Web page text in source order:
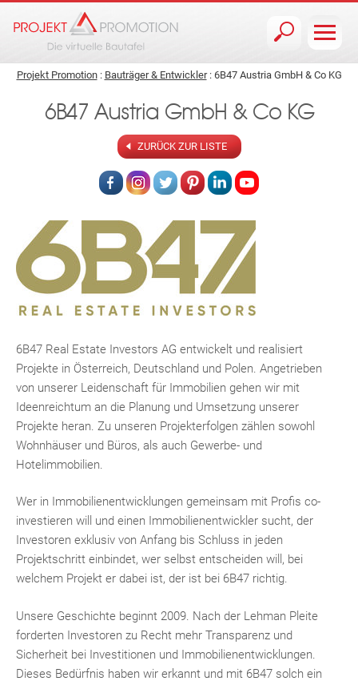
Projekt Promotion: Bauträger & Entwickler: 6B47 Austria GmbH & Co KG
6B47 Austria GmbH & Co KG
ZURÜCK ZUR LISTE
6B47 Real Estate Investors AG entwickelt und realisiert
Projekte in Österreich, Deutschland und Polen. Angetrieben
von unserer Leidenschaft für Immobilien gehen wir mit
Ideenreichtum an die Planung und Umsetzung unserer
Projekte heran. Zu unseren Projekterfolgen zählen sowohl
Wohnhäuser und Büros, als auch Gewerbe- und
Hotelimmobilien.
Wer in Immobilienentwicklungen gemeinsam mit Profis co-
investieren will und einen Immobilienentwickler sucht, der
Investoren exklusiv von Anfang bis Schluss in jeden
Projektschritt einbindet, wer selbst entscheiden will, bei
welchem Projekt er dabei ist, der ist bei 6B47 richtig.
Unsere Geschichte beginnt 2009. Nach der Lehman Pleite
forderten Investoren zu Recht mehr Transparenz und
Sicherheit bei Investitionen und Immobilienentwicklungen.
Dieses Bedürfnis haben wir erkannt und mit 6B47 solch ein